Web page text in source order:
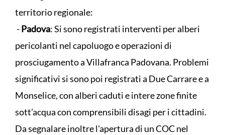
territorio regionale:
-Padova: Si sono registrati interventi per alberi
pericolanti nel capoluogo e operazioni di
prosciugamento a Villafranca Padovana. Problemi
significativi si sono poi registrati a Due Carrare e a
Monselice, con alberi caduti e intere zone finite
sott’acqua con comprensibili disagi per i cittadini.
Da segnalare inoltre l'apertura di un COC nel